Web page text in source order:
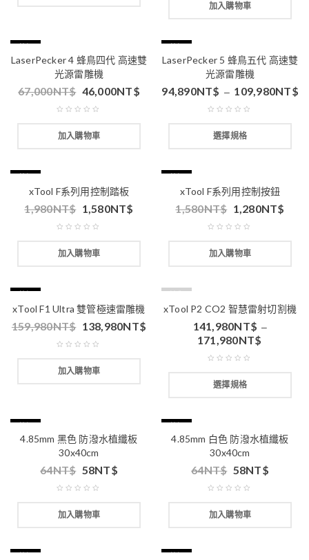
加入購物車
LaserPecker 4 蜂鳥四代 高速雙
光源雷雕機
67,000NT$ 46,000NT$
加入購物車
LaserPecker 5 蜂鳥五代 高速雙
光源雷雕機
94,890NT$ – 109,980NT$
選擇規格
xTool F系列用控制踏板
1,980NT$ 1,580NT$
加入購物車
xTool F系列用控制按鈕
1,580NT$ 1,280NT$
加入購物車
xTool F1 Ultra 雙管極速雷雕機
159,980NT$ 138,980NT$
加入購物車
xTool P2 CO2 智慧雷射切割機
141,980NT$ –
171,980NT$
選擇規格
4.85mm 黑色 防潑水植纖板
30x40cm
64NT$ 58NT$
加入購物車
4.85mm 白色 防潑水植纖板
30x40cm
64NT$ 58NT$
加入購物車